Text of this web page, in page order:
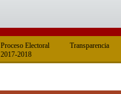
Proceso Electoral
2017-2018
Transparencia